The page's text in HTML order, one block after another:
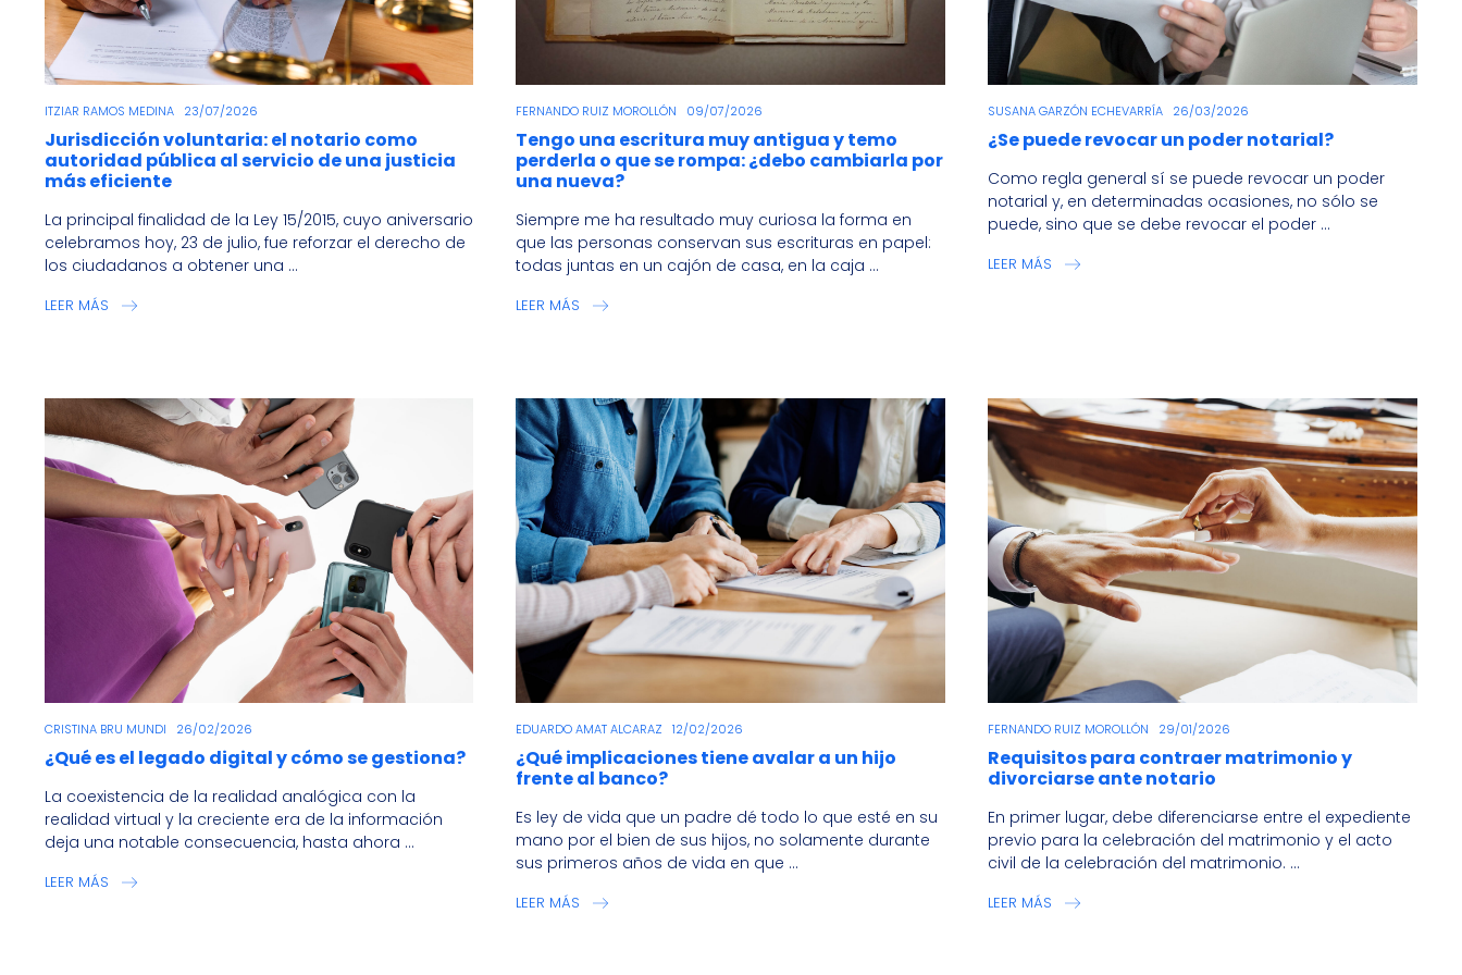
ITZIAR RAMOS MEDINA 23/07/2026
Jurisdicción voluntaria: el notario como
autoridad pública al servicio de una justicia
más eficiente
La principal finalidad de la Ley 15/2015, cuyo aniversario
celebramos hoy, 23 de julio, fue reforzar el derecho de
los ciudadanos a obtener una ...
LEER MÁS
FERNANDO RUIZ MOROLLÓN 09/07/2026
Tengo una escritura muy antigua y temo
perderla o que se rompa: ¿debo cambiarla por
una nueva?
Siempre me ha resultado muy curiosa la forma en
que las personas conservan sus escrituras en papel:
todas juntas en un cajón de casa, en la caja ...
LEER MÁS
SUSANA GARZÓN ECHEVARRÍA 26/03/2026
¿Se puede revocar un poder notarial?
Como regla general sí se puede revocar un poder
notarial y, en determinadas ocasiones, no sólo se
puede, sino que se debe revocar el poder ...
LEER MÁS
CRISTINA BRU MUNDI 26/02/2026
¿Qué es el legado digital y cómo se gestiona?
La coexistencia de la realidad analógica con la
realidad virtual y la creciente era de la información
deja una notable consecuencia, hasta ahora ...
LEER MÁS
EDUARDO AMAT ALCARAZ 12/02/2026
¿Qué implicaciones tiene avalar a un hijo
frente al banco?
Es ley de vida que un padre dé todo lo que esté en su
mano por el bien de sus hijos, no solamente durante
sus primeros años de vida en que ...
LEER MÁS
FERNANDO RUIZ MOROLLÓN 29/01/2026
Requisitos para contraer matrimonio y
divorciarse ante notario
En primer lugar, debe diferenciarse entre el expediente
previo para la celebración del matrimonio y el acto
civil de la celebración del matrimonio. ...
LEER MÁS